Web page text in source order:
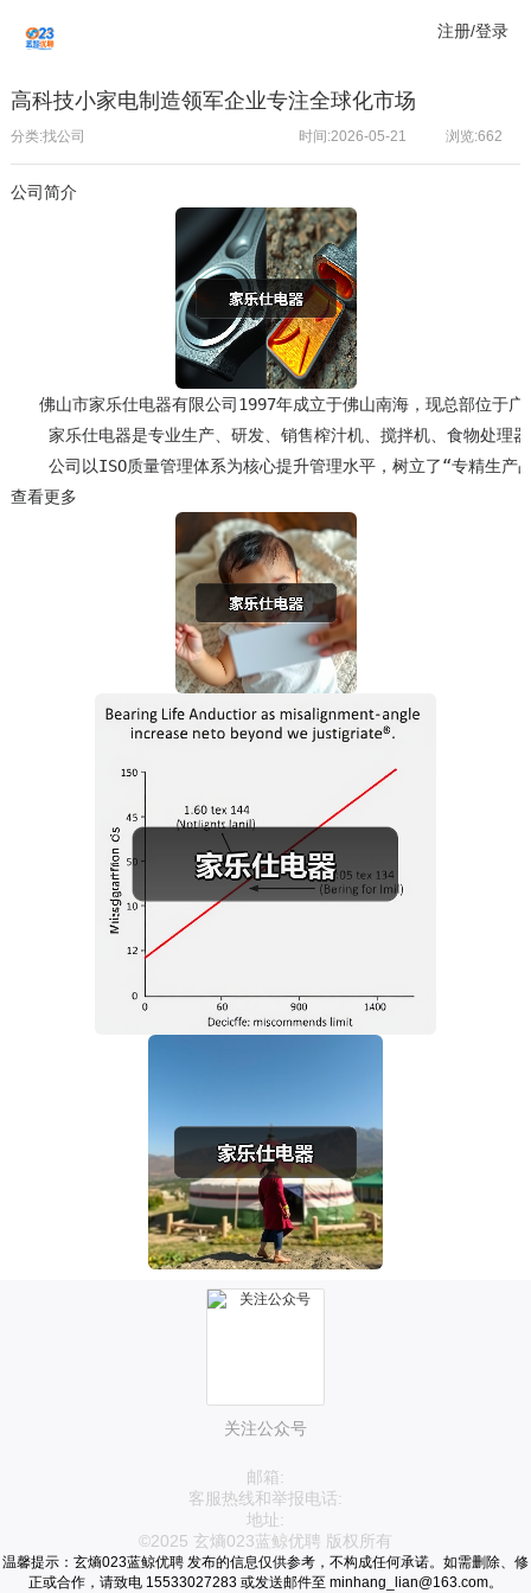
注册/登录
高科技小家电制造领军企业专注全球化市场
分类:找公司 浏览:662
时间:2026-05-21
公司简介
佛山市家乐仕电器有限公司1997年成立于佛山南海，现总部位于
家乐仕电器是专业生产、研发、销售榨汁机、搅拌机、食物处理
查看更多
关注公众号
邮箱:
客服热线和举报电话:
地址:
©2025 玄熵023蓝鲸优聘 版权所有
温馨提示：玄熵023蓝鲸优聘 发布的信息仅供参考，不构成任何承诺。如需删除、修
正或合作，请致电 15533027283 或发送邮件至 minhang_lian@163.com。